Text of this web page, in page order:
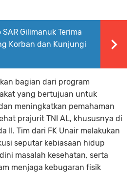
SAR Gilimanuk Terima
Korban dan Kunjungi
bagian dari program
yang bertujuan untuk
meningkatkan pemahaman
prajurit TNI AL, khususnya di
II. Tim dari FK Unair melakukan
seputar kebiasaan hidup
masalah kesehatan, serta
menjaga kebugaran fisik